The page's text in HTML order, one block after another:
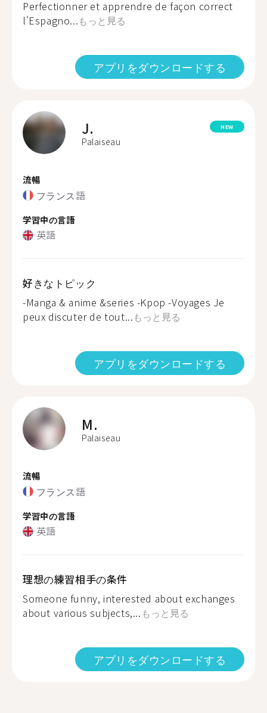
Perfectionner et apprendre de façon correct
l'Espagno...もっと見る
アプリをダウンロードする
J.
Palaiseau
NEW
流暢
フランス語
学習中の言語
英語
好きなトピック
-Manga & anime &series -Kpop -Voyages Je
peux discuter de tout...もっと見る
アプリをダウンロードする
M.
Palaiseau
流暢
フランス語
学習中の言語
英語
理想の練習相手の条件
Someone funny, interested about exchanges
about various subjects,... もっと見る
アプリをダウンロードする